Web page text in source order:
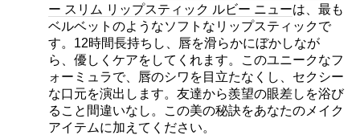
ー スリム リップスティック ルビー ニューは、最も
ベルベットのようなソフトなリップスティックで
す。12時間長持ちし、唇を滑らかにぼかしなが
ら、優しくケアをしてくれます。このユニークなフ
ォーミュラで、唇のシワを目立たなくし、セクシー
な口元を演出します。友達から羨望の眼差しを浴び
ること間違いなし。この美の秘訣をあなたのメイク
アイテムに加えてください。